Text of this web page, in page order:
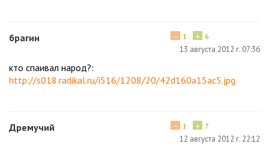
брагин + 6
− 1
13 августа 2012 г. 07:36
кто спаивал народ?:
http://s018.radikal.ru/i516/1208/20/42d160a15ac5.jpg
Дремучий + 7
− 1
12 августа 2012 г. 22:12